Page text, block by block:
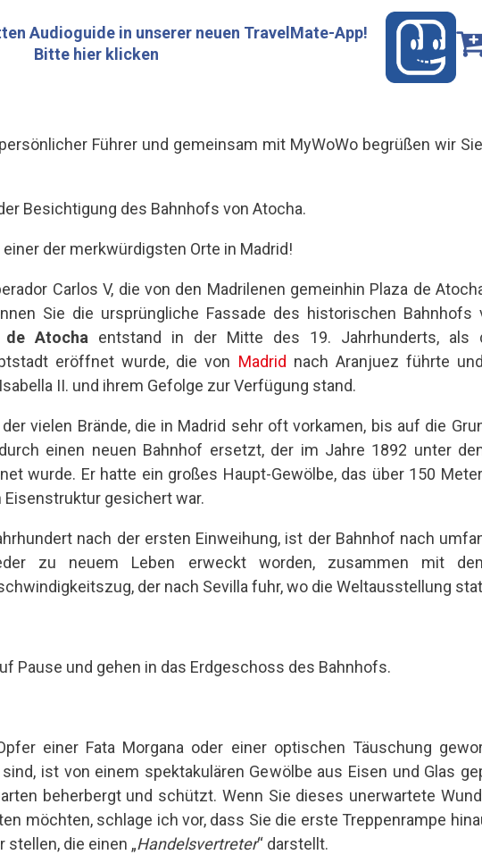
Audioguide in unserer neuen TravelMate-App!
Bitte hier klicken
Führer und gemeinsam mit MyWoWo begrüßen wir
Besichtigung des Bahnhofs von Atocha.
der merkwürdigsten Orte in Madrid!
Carlos V, die von den Madrilenen gemeinhin Plaza de
Sie die ursprüngliche Fassade des historischen Bahnhofs
de Atocha entstand in der Mitte des 19. Jahrhunderts, als
eröffnet wurde, die von Madrid nach Aranjuez führte
II. und ihrem Gefolge zur Verfügung stand.
vielen Brände, die in Madrid sehr oft vorkamen, bis auf die
einen neuen Bahnhof ersetzt, der im Jahre 1892 unter
wurde. Er hatte ein großes Haupt-Gewölbe, das über 150
gesichert war.
nach der ersten Einweihung, ist der Bahnhof nach
zu neuem Leben erweckt worden, zusammen mit
der nach Sevilla fuhr, wo die Weltausstellung
Pause und gehen in das Erdgeschoss des Bahnhofs.
einer Fata Morgana oder einer optischen Täuschung
ist von einem spektakulären Gewölbe aus Eisen und Glas
beherbergt und schützt. Wenn Sie dieses unerwartete
möchten, schlage ich vor, dass Sie die erste Treppenrampe
die einen „Handelsvertreter“ darstellt.